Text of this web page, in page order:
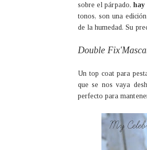
sobre el párpado, hay
tonos, son una
de la humedad. Su
Double
Un top coat para
que se nos vaya
perfecto para